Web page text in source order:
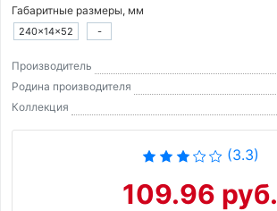
Габаритные размеры, мм
240×14×52 -
Производитель
Родина производителя
Коллекция
(3.3)
109.96 руб.